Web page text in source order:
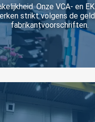
Onze VCA- en
strikt volgens de
fabrikantvoorschriften.